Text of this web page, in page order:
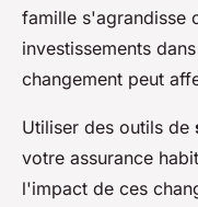
famille s'agrandisse
investissements
changement peut
Utiliser des outils de
votre assurance
l'impact de ces